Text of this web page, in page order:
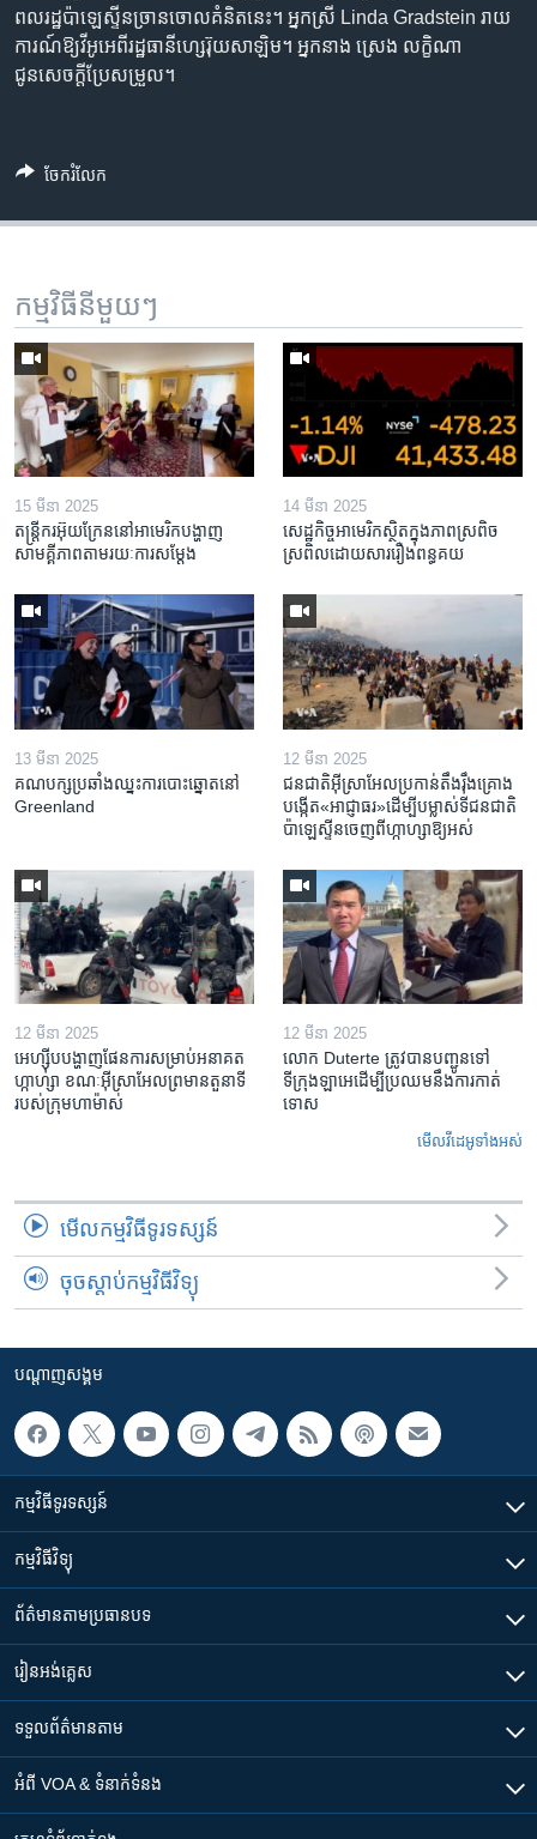
720p 1080p
720p
1080p
ពលរដ្ឋ​ប៉ាឡេស្ទីន​ច្រានចោល​គំនិតនេះ។ អ្នកស្រី Linda Gradstein រាយ
ការណ៍​​ឱ្យ​​វីអូអេ​ពី​រដ្ឋធានី​ហ្សេរ៊ុយសាឡិម។ អ្នកនាង ស្រេង លក្ខិណា​
ជូនសេចក្តី​ប្រែសម្រួល។
ចែករំលែក
កម្មវិធី​នីមួយៗ
15 មីនា 2025
តន្ត្រីករ​អ៊ុយក្រែន​នៅ​អាមេរិក​បង្ហាញ​
សាមគ្គីភាព​តាម​រយៈ​ការសម្តែង
14 មីនា 2025
សេដ្ឋកិច្ច​អាមេរិក​ស្ថិត​ក្នុង​ភាពស្រពិច
ស្រពិល​ដោយសារ​រឿង​ពន្ធគយ
13 មីនា 2025
គណបក្ស​ប្រឆាំង​ឈ្នះ​ការបោះឆ្នោត​នៅ
Greenland
12 មីនា 2025
ជនជាតិ​អ៊ីស្រាអែល​ប្រកាន់​តឹងរ៉ឹង​គ្រោង​
បង្កើត​«អាជ្ញាធរ‍»​ដើម្បី​បម្លាស់​ទី​ជនជាតិ​
ប៉ាឡេស្ទីន​ចេញពី​ហ្កាហ្សា​ឱ្យ​អស់
12 មីនា 2025
អេហ្ស៊ីប​បង្ហាញ​ផែនការ​សម្រាប់​អនាគត​
ហ្កាហ្សា ខណៈ​អ៊ីស្រាអែល​ព្រមាន​តួនាទី​
របស់​ក្រុម​ហាម៉ាស់
12 មីនា 2025
លោក Duterte ត្រូវ​បាន​បញ្ជូនទៅ
ទីក្រុងឡាអេ​ដើម្បី​ប្រឈម​នឹង​ការកាត់
ទោស
មើល​វីដេអូ​ទាំង​អស់
មើល​កម្មវិធី​ទូរទស្សន៍
ចុចស្តាប់កម្មវិធីវិទ្យុ
បណ្តាញ​សង្គម
កម្មវិធី​ទូរទស្សន៍
កម្មវិធី​វិទ្យុ
ព័ត៌មាន​តាមប្រធានបទ​
រៀន​​អង់គ្លេស
ទទួល​ព័ត៌មាន​តាម
អំពី​ VOA & ទំនាក់ទំនង